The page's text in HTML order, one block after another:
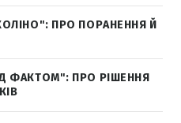
ПРО ПОРАНЕННЯ Й
ФАКТОМ": ПРО РІШЕННЯ